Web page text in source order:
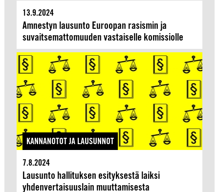
13.9.2024
Amnestyn lausunto Euroopan rasismin ja
suvaitsemattomuuden vastaiselle komissiolle
KANNANOTOT JA LAUSUNNOT
7.8.2024
Lausunto hallituksen esityksestä laiksi
yhdenvertaisuuslain muuttamisesta